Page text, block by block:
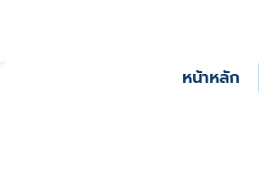
หน้าหลัก